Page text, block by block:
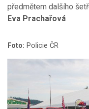
předmětem dalšího
Eva Prachařová
Foto: Policie ČR